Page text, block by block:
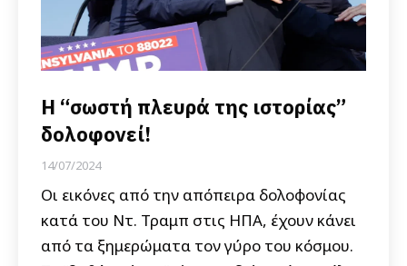
Η “σωστή πλευρά της ιστορίας”
δολοφονεί!
14/07/2024
Οι εικόνες από την απόπειρα δολοφονίας
κατά του Ντ. Τραμπ στις ΗΠΑ, έχουν κάνει
από τα ξημερώματα τον γύρο του κόσμου.